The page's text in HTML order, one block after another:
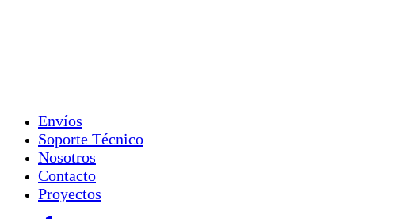
Envíos
Soporte Técnico
Nosotros
Contacto
Proyectos